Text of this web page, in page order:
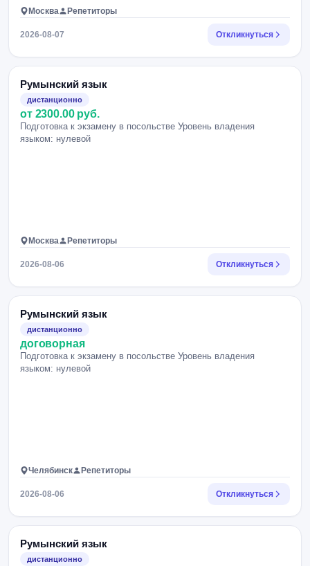
Москва Репетиторы
2026-08-07 Откликнуться
Румынский язык
дистанционно
от 2300.00 руб.
Подготовка к экзамену в посольстве Уровень владения
языком: нулевой
Москва Репетиторы
2026-08-06 Откликнуться
Румынский язык
дистанционно
договорная
Подготовка к экзамену в посольстве Уровень владения
языком: нулевой
Челябинск Репетиторы
2026-08-06 Откликнуться
Румынский язык
дистанционно